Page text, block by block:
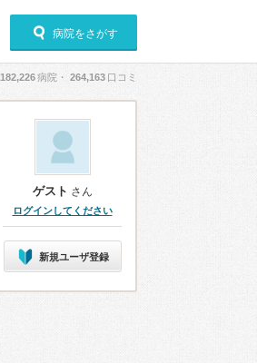
病院をさがす
182,226病院・ 264,163 口コミ
ゲスト さん
ログインしてください
新規ユーザ登録